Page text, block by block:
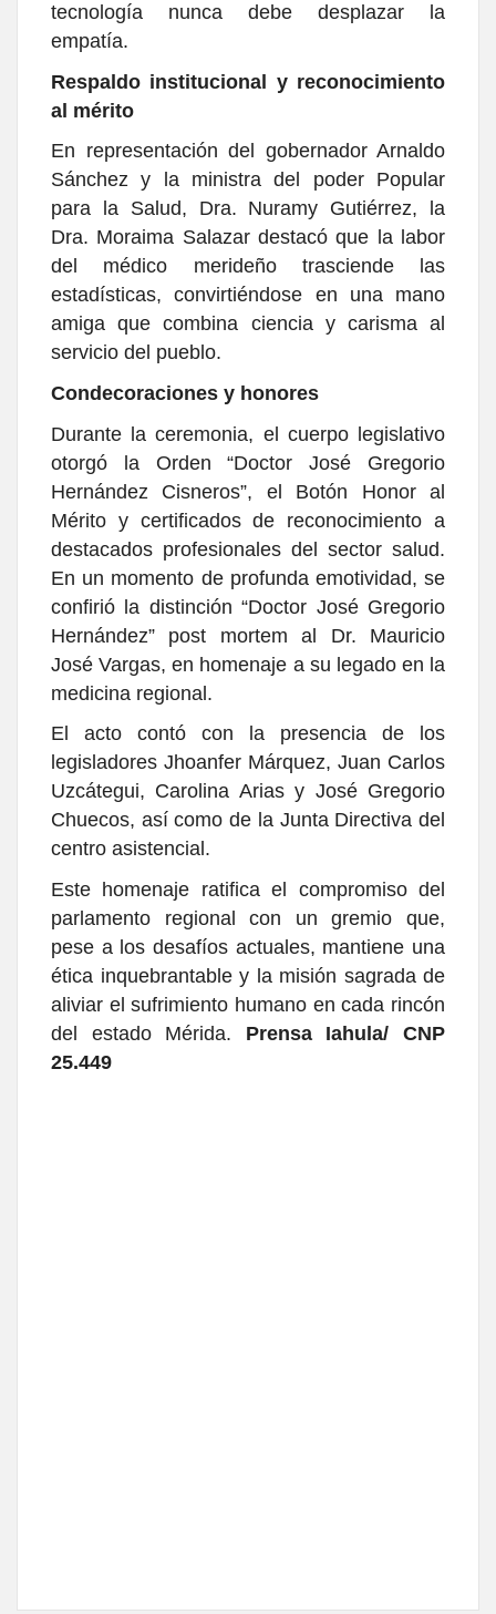
tecnología nunca debe desplazar la
empatía.
Respaldo institucional y reconocimiento
al mérito
En representación del gobernador Arnaldo
Sánchez y la ministra del poder Popular
para la Salud, Dra. Nuramy Gutiérrez, la
Dra. Moraima Salazar destacó que la labor
del médico merideño trasciende las
estadísticas, convirtiéndose en una mano
amiga que combina ciencia y carisma al
servicio del pueblo.
Condecoraciones y honores
Durante la ceremonia, el cuerpo legislativo
otorgó la Orden “Doctor José Gregorio
Hernández Cisneros”, el Botón Honor al
Mérito y certificados de reconocimiento a
destacados profesionales del sector salud.
En un momento de profunda emotividad, se
confirió la distinción “Doctor José Gregorio
Hernández” post mortem al Dr. Mauricio
José Vargas, en homenaje a su legado en la
medicina regional.
El acto contó con la presencia de los
legisladores Jhoanfer Márquez, Juan Carlos
Uzcátegui, Carolina Arias y José Gregorio
Chuecos, así como de la Junta Directiva del
centro asistencial.
Este homenaje ratifica el compromiso del
parlamento regional con un gremio que,
pese a los desafíos actuales, mantiene una
ética inquebrantable y la misión sagrada de
aliviar el sufrimiento humano en cada rincón
del estado Mérida. Prensa Iahula/ CNP
25.449